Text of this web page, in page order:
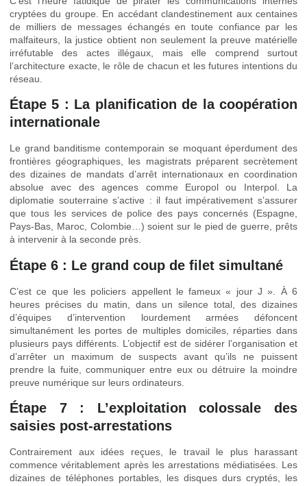
cryptées du groupe. En accédant clandestinement aux centaines
de milliers de messages échangés en toute confiance par les
malfaiteurs, la justice obtient non seulement la preuve matérielle
irréfutable des actes illégaux, mais elle comprend surtout
l’architecture exacte, le rôle de chacun et les futures intentions du
réseau.
Étape 5 : La planification de la coopération
internationale
Le grand banditisme contemporain se moquant éperdument des
frontières géographiques, les magistrats préparent secrètement
des dizaines de mandats d’arrêt internationaux en coordination
absolue avec des agences comme Europol ou Interpol. La
diplomatie souterraine s’active : il faut impérativement s’assurer
que tous les services de police des pays concernés (Espagne,
Pays-Bas, Maroc, Colombie…) soient sur le pied de guerre, prêts
à intervenir à la seconde près.
Étape 6 : Le grand coup de filet simultané
C’est ce que les policiers appellent le fameux « jour J ». À 6
heures précises du matin, dans un silence total, des dizaines
d’équipes d’intervention lourdement armées défoncent
simultanément les portes de multiples domiciles, réparties dans
plusieurs pays différents. L’objectif est de sidérer l’organisation et
d’arrêter un maximum de suspects avant qu’ils ne puissent
prendre la fuite, communiquer entre eux ou détruire la moindre
preuve numérique sur leurs ordinateurs.
Étape 7 : L’exploitation colossale des
saisies post-arrestations
Contrairement aux idées reçues, le travail le plus harassant
commence véritablement après les arrestations médiatisées. Les
dizaines de téléphones portables, les disques durs cryptés, les